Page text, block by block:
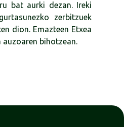
bat aurki dezan. Ireki
zerbitzuek
dion. Emazteen Etxea
auzoaren bihotzean.